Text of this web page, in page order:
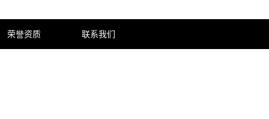
荣誉资质 联系我们